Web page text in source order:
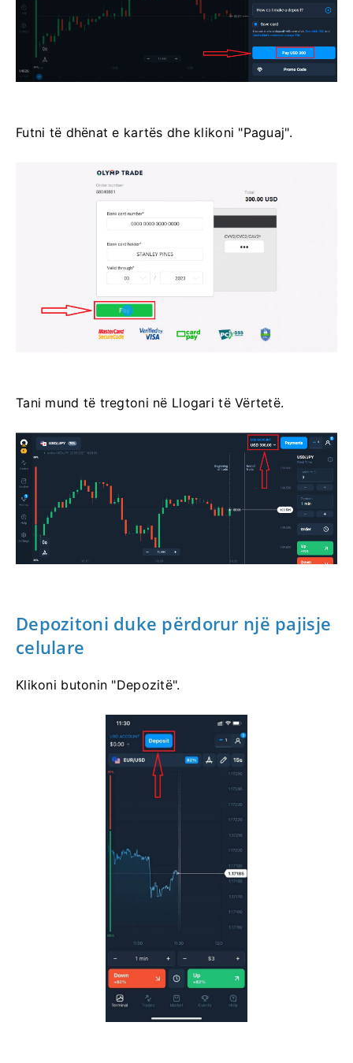
Futni të dhënat e kartës dhe klikoni "Paguaj".
Tani mund të tregtoni në Llogari të Vërtetë.
Depozitoni duke përdorur një pajisje
celulare
Klikoni butonin "Depozitë".